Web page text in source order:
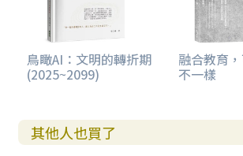
三章導論呼應六個案例故事
我寫了三章導論。
「照顧」，似乎讓照顧者以為只要提供
的問題就可以解決。但實際上，照顧其
鳥瞰AI：文明的轉折期
(2025~2099)
融合教育
不一樣
其他人也買了